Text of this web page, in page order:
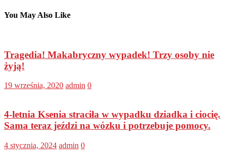
You May Also Like
Tragedia! Makabryczny wypadek! Trzy osoby nie
żyją!
19 września, 2020 admin 0
4-letnia Ksenia straciła w wypadku dziadka i ciocię.
Sama teraz jeździ na wózku i potrzebuje pomocy.
4 stycznia, 2024 admin 0